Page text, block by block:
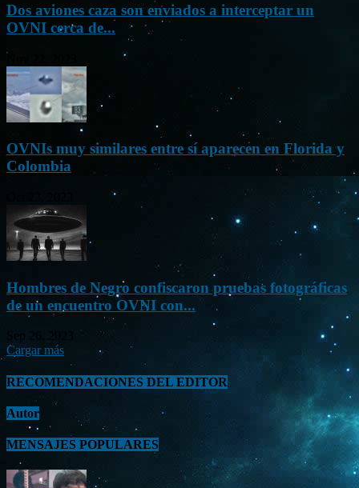
Dos aviones caza son enviados a interceptar un
OVNI cerca de...
OVNIs muy similares entre sí aparecen en Florida y
Colombia
Hombres de Negro confiscaron pruebas fotográficas
de un encuentro OVNI con...
Sep 26, 2023
Cargar más
RECOMENDACIONES DEL EDITOR
Autor
MENSAJES POPULARES